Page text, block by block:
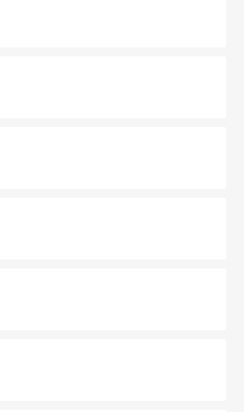
情を楽しめる外せないスポット